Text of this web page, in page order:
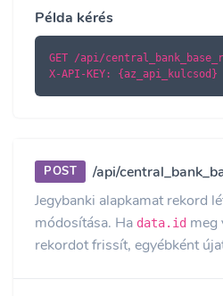
Példa kérés
GET /api/
X-API-KEY: {az_api_kulcsod}
POST
/api/
Jegybanki alapkamat rekord
módosítása. Ha data.id meg
rekordot frissít, egyébként